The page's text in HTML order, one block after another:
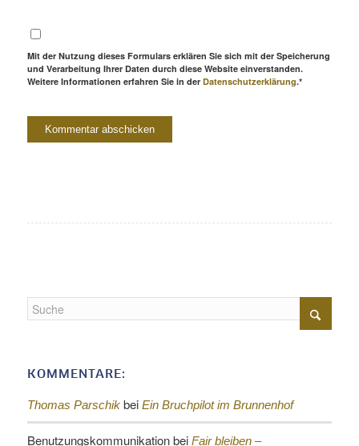
Mit der Nutzung dieses Formulars erklären Sie sich mit der Speicherung
und Verarbeitung Ihrer Daten durch diese Website einverstanden.
Weitere Informationen erfahren Sie in der Datenschutzerklärung.*
KOMMENTARE:
Thomas Parschikbei Ein Bruchpilot im Brunnenhof
Benutzungskommunikationbei Fair bleiben –